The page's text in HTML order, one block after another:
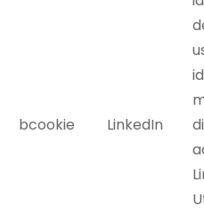
bcookie LinkedIn